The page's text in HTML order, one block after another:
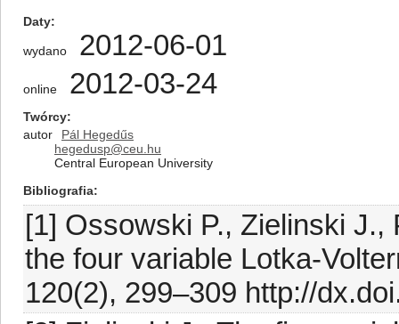
Daty
wydano 2012-06-01
online 2012-03-24
Twórcy
autor
Pál Hegedűs
hegedusp@ceu.hu
Central European University
Bibliografia
[1] Ossowski P., Zielinski
the four variable Lotka-
120(2), 299–309 http://